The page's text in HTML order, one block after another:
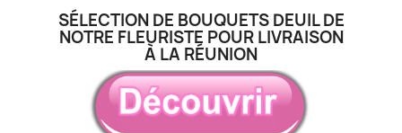
SÉLECTION DE BOUQUETS DEUIL DE
NOTRE FLEURISTE POUR LIVRAISON
À LA RÉUNION